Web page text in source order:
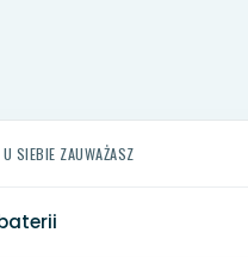
SIEBIE ZAUWAŻASZ